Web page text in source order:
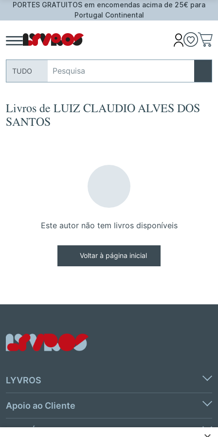
PORTES GRATUITOS em encomendas acima de 25€ para
Portugal Continental
TUDO
Livros de LUIZ CLAUDIO ALVES DOS
SANTOS
Este autor não tem livros disponíveis
Voltar à página inicial
LYVROS
Apoio ao Cliente